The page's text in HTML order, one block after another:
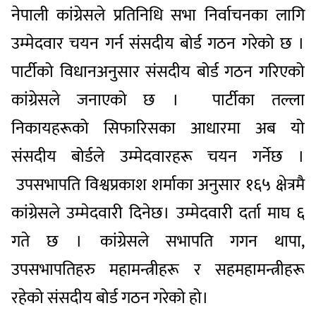
नेपाली कांग्रेसले प्रतिनिधि सभा निर्वाचनका लागि
उम्मेदवार चयन गर्न संसदीय बोर्ड गठन गरेको छ ।
पार्टीको विधानअनुसार संसदीय बोर्ड गठन गरिएको
कांग्रेसले जनाएको छ । पार्टीका तल्ला
निकायहरूको सिफारिसका आधारमा अब यो
संसदीय बोर्डले उम्मेदवारहरू चयन गर्नेछ ।
उपसभापति विश्वप्रकाश शर्माका अनुसार १६५ क्षेत्रमै
कांग्रेसले उम्मेदवारी दिनेछ। उम्मेदवारी दर्ता माघ ६
गते छ । कांग्रेसले सभापति गगन थापा,
उपसभापतिहरु महामन्त्रीहरू र सहमहामन्त्रीहरू
रहेको संसदीय बोर्ड गठन गरेको हो।